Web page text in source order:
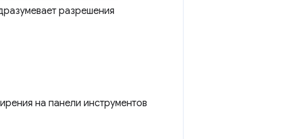
разрешения
на панели инструментов